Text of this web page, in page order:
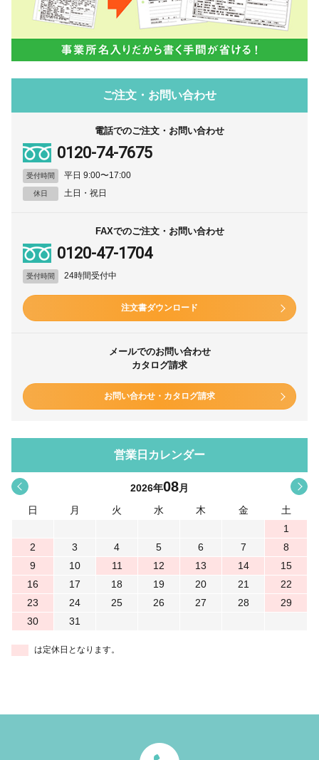
ご注文・お問い合わせ
電話でのご注文・お問い合わせ
0120-74-7675
受付時間 平日 9:00〜17:00
休日 土日・祝日
FAXでのご注文・お問い合わせ
0120-47-1704
受付時間 24時間受付中
注文書ダウンロード
メールでのお問い合わせ
カタログ請求
お問い合わせ・カタログ請求
営業日カレンダー
< 2026年08月
日
月 火 水 木 金
土
1
2
3 4 5 6 7
8
9
10 11 12 13 14
15
16
17 18 19 20 21
22
23
24 25 26 27 28
29
30
31
は定休日となります。